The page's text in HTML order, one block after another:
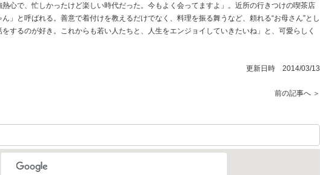
心で、忙しかったけど楽しい時代だった。今もよく会ってますよ」。近所の行きつけの喫茶店
」と呼ばれる。善意で着付けを教えるだけでなく、料理を振る舞うなど、頼れる“お母さん”とし
するのが好き。これからも若い人たちと、人生をエンジョイしていきたいね」と、可愛らしく
更新日時 2014/03/13
前の記事へ ＞